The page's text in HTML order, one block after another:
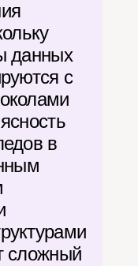
данных
с
в
сложный